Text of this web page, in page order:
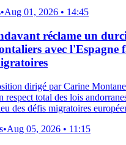
•Aug 01, 2026 • 14:45
réclame un
avec l'Espagne
dirigé par Carine
respect total des lois
des défis migratoires
•Aug 05, 2026 • 11:15